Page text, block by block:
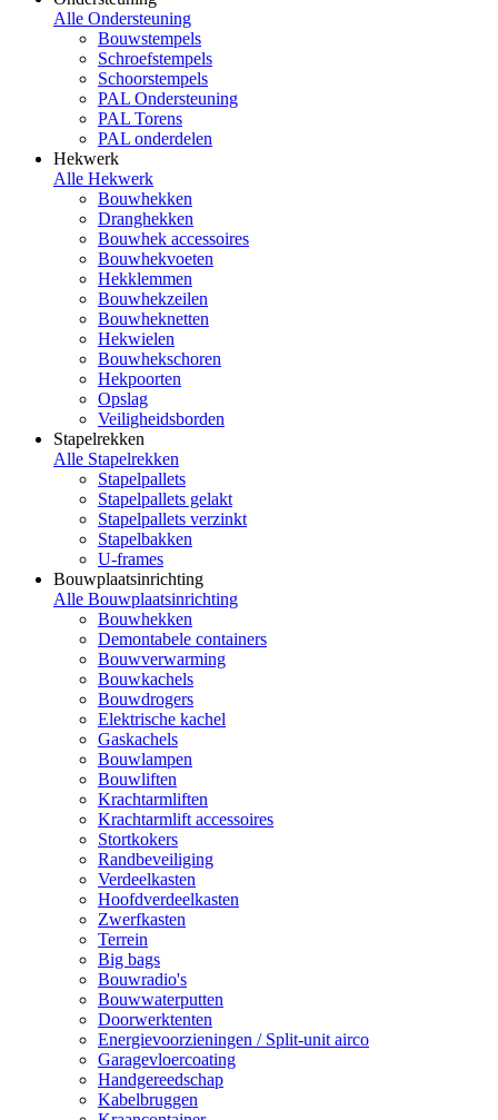
Alle Ondersteuning
Bouwstempels
Schroefstempels
Schoorstempels
PAL Ondersteuning
PAL Torens
PAL onderdelen
Hekwerk
Alle Hekwerk
Bouwhekken
Dranghekken
Bouwhek accessoires
Bouwhekvoeten
Hekklemmen
Bouwhekzeilen
Bouwheknetten
Hekwielen
Bouwhekschoren
Hekpoorten
Opslag
Veiligheidsborden
Stapelrekken
Alle Stapelrekken
Stapelpallets
Stapelpallets gelakt
Stapelpallets verzinkt
Stapelbakken
U-frames
Bouwplaatsinrichting
Alle Bouwplaatsinrichting
Bouwhekken
Demontabele containers
Bouwverwarming
Bouwkachels
Bouwdrogers
Elektrische kachel
Gaskachels
Bouwlampen
Bouwliften
Krachtarmliften
Krachtarmlift accessoires
Stortkokers
Randbeveiliging
Verdeelkasten
Hoofdverdeelkasten
Zwerfkasten
Terrein
Big bags
Bouwradio's
Bouwwaterputten
Doorwerktenten
Energievoorzieningen / Split-unit airco
Garagevloercoating
Handgereedschap
Kabelbruggen